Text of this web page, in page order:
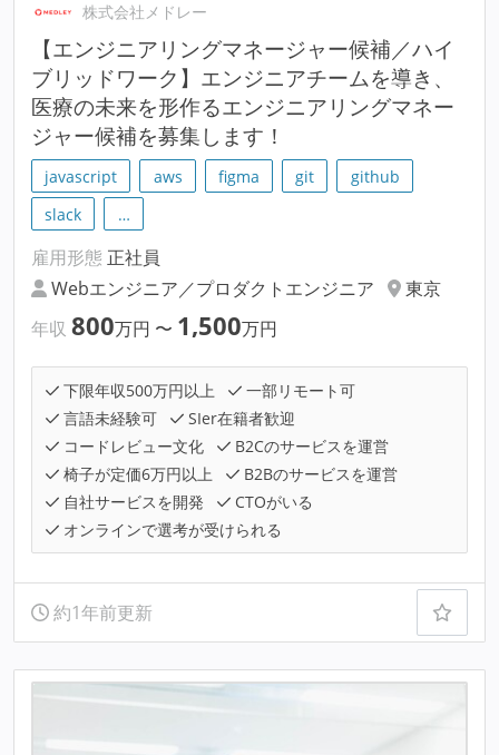
株式会社メドレー
【エンジニアリングマネージャー候補／ハイ
ブリッドワーク】エンジニアチームを導き、
医療の未来を形作るエンジニアリングマネー
ジャー候補を募集します！
javascript aws figma git
github
slack
…
雇用形態 正社員
Webエンジニア／プロダクトエンジニア
東京
年収 800万円 〜 1,500万円
下限年収500万円以上
一部リモート可
言語未経験可
SIer在籍者歓迎
コードレビュー文化
B2Cのサービスを運営
椅子が定価6万円以上
B2Bのサービスを運営
自社サービスを開発
CTOがいる
オンラインで選考が受けられる
約1年前更新